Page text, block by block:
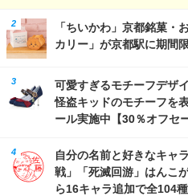
「ちいかわ」京都銘菓・
カリー」が京都駅に期間
可愛すぎるモチーフデザ
怪盗キッドのモチーフを
ール実施中【30％オフセ
自分の名前と好きなキャ
戦」「死滅回游」はんこ
ら16キャラ追加で全104種